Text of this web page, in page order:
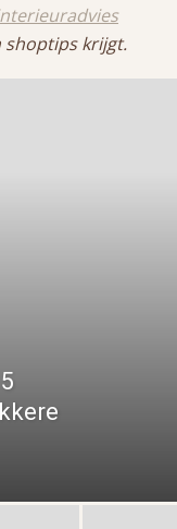
shoptips krijgt.